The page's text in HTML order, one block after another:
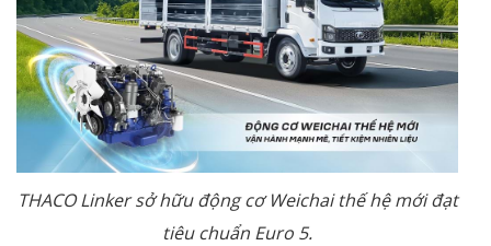
THACO Linker sở hữu động cơ Weichai thế hệ mới đạt
tiêu chuẩn Euro 5.